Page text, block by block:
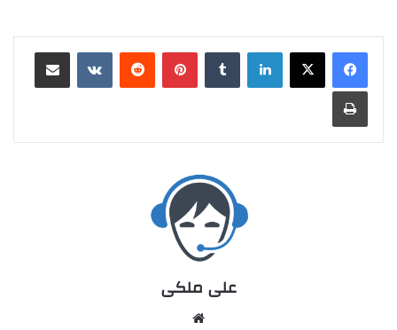
علی ملکی